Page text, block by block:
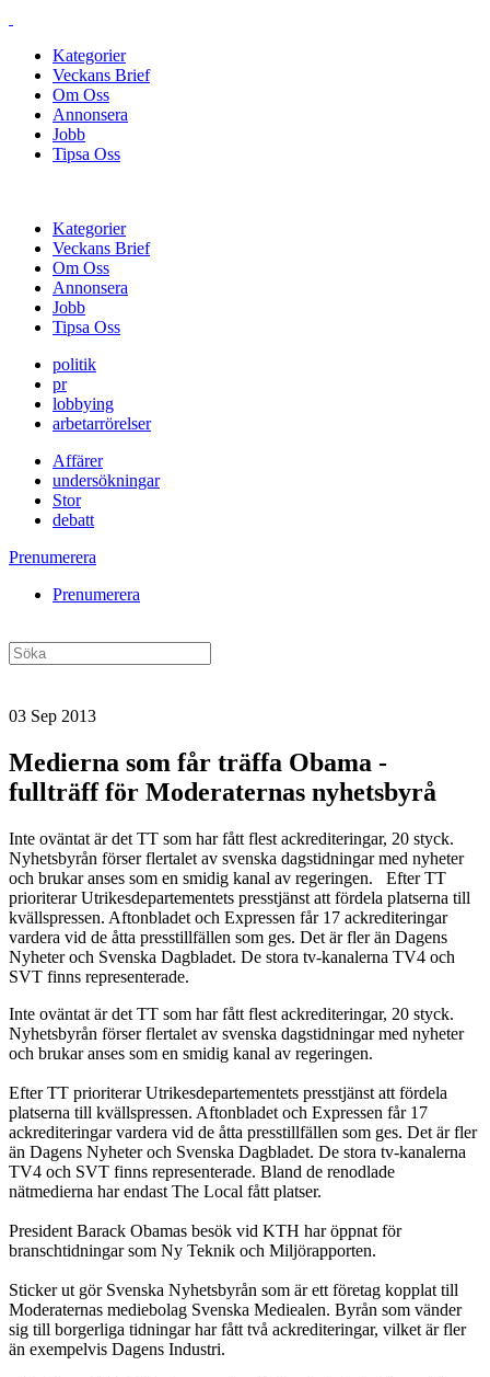
Kategorier
Veckans Brief
Om Oss
Annonsera
Jobb
Tipsa Oss
Kategorier
Veckans Brief
Om Oss
Annonsera
Jobb
Tipsa Oss
politik
pr
lobbying
arbetarrörelser
Affärer
undersökningar
Stor
debatt
Prenumerera
Prenumerera
03 Sep 2013
Medierna som får träffa Obama ‑
fullträff för Moderaternas nyhetsbyrå
Inte oväntat är det TT som har fått flest ackrediteringar, 20 styck.
Nyhetsbyrån förser flertalet av svenska dagstidningar med nyheter
och brukar anses som en smidig kanal av regeringen. Efter TT
prioriterar Utrikesdepartementets presstjänst att fördela platserna till
kvällspressen. Aftonbladet och Expressen får 17 ackrediteringar
vardera vid de åtta presstillfällen som ges. Det är fler än Dagens
Nyheter och Svenska Dagbladet. De stora tv-kanalerna TV4 och
SVT finns representerade.
Inte oväntat är det TT som har fått flest ackrediteringar, 20 styck.
Nyhetsbyrån förser flertalet av svenska dagstidningar med nyheter
och brukar anses som en smidig kanal av regeringen.
Efter TT prioriterar Utrikesdepartementets presstjänst att fördela
platserna till kvällspressen. Aftonbladet och Expressen får 17
ackrediteringar vardera vid de åtta presstillfällen som ges. Det är fler
än Dagens Nyheter och Svenska Dagbladet. De stora tv-kanalerna
TV4 och SVT finns representerade. Bland de renodlade
nätmedierna har endast The Local fått platser.
President Barack Obamas besök vid KTH har öppnat för
branschtidningar som Ny Teknik och Miljörapporten.
Sticker ut gör Svenska Nyhetsbyrån som är ett företag kopplat till
Moderaternas mediebolag Svenska Mediealen. Byrån som vänder
sig till borgerliga tidningar har fått två ackrediteringar, vilket är fler
än exempelvis Dagens Industri.